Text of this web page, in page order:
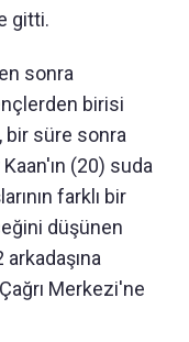
gitti.
sonra
birisi
bir süre sonra
(20) suda
farklı bir
düşünen
Merkezi'ne